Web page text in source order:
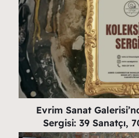
Evrim Sanat
Sergisi: 39 Sanatçı,